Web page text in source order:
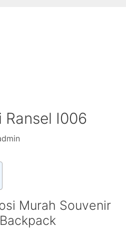
Ransel I006
Murah Souvenir